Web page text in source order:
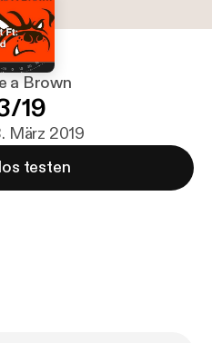
a Brown
19
März 2019
testen